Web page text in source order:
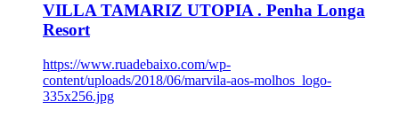
VILLA TAMARIZ UTOPIA . Penha Longa
Resort
https://www.ruadebaixo.com/wp-
content/uploads/2018/06/marvila-aos-molhos_logo-
335x256.jpg